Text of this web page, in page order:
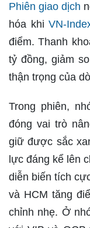
Phiên giao dịch
hóa khiVN-
điểm. Thanh
tỷ đồng, giảm
thận trọng của
Trong phiên,
đóng vai trò
giữ được sắc
lực đáng kể lên
diễn biến tích
và HCM tăng
chỉnh nhẹ. Ở